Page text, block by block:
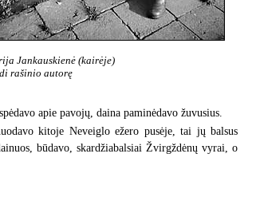
Jankauskienė (kairėje)
rašinio autorę
apie pavojų, daina paminėdavo žuvusius.
kitoje Neveiglo ežero pusėje, tai jų balsus
būdavo, skardžiabalsiai Žvirgždėnų vyrai, o